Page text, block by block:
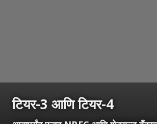
टियर-3 आणि टियर-4